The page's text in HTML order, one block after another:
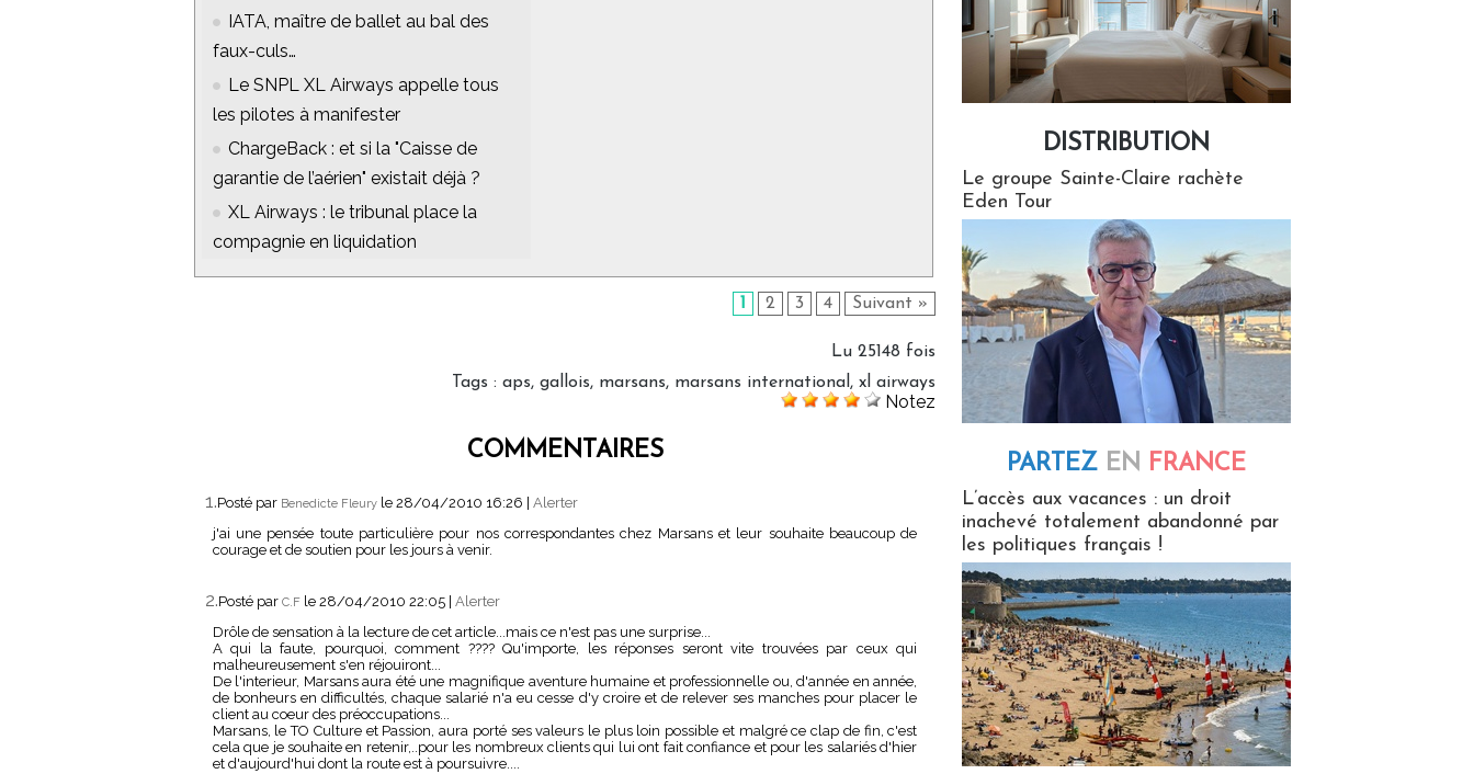
IATA, maître de ballet au bal des
faux-culs…
Le SNPL XL Airways appelle tous
les pilotes à manifester
ChargeBack : et si la "Caisse de
garantie de l’aérien" existait déjà ?
XL Airways : le tribunal place la
compagnie en liquidation
1 2 3 4 Suivant »
Lu 25148 fois
Tags : aps, gallois, marsans, marsans international , xl airways
Notez
COMMENTAIRES
1.Posté par Benedicte Fleury le 28/04/2010 16:26
Alerter
j'ai une pensée toute particulière pour nos correspondantes chez Marsans et leur souhaite beaucoup de
courage et de soutien pour les jours à venir.
2.Posté par C.F le 28/04/2010 22:05 Alerter
Drôle de sensation à la lecture de cet article...mais ce n'est pas une surprise...
A qui la faute, pourquoi, comment ???? Qu'importe, les réponses seront vite trouvées par ceux qui
malheureusement s'en réjouiront...
De l'interieur, Marsans aura été une magnifique aventure humaine et professionnelle ou, d'année en année,
de bonheurs en difficultés, chaque salarié n'a eu cesse d'y croire et de relever ses manches pour placer le
client au coeur des préoccupations...
Marsans, le TO Culture et Passion, aura porté ses valeurs le plus loin possible et malgré ce clap de fin, c'est
cela que je souhaite en retenir,..pour les nombreux clients qui lui ont fait confiance et pour les salariés d'hier
et d'aujourd'hui dont la route est à poursuivre....
DISTRIBUTION
Le groupe Sainte-Claire rachète
Eden Tour
PARTEZ EN FRANCE
L’accès aux vacances : un droit
inachevé totalement abandonné par
les politiques français !